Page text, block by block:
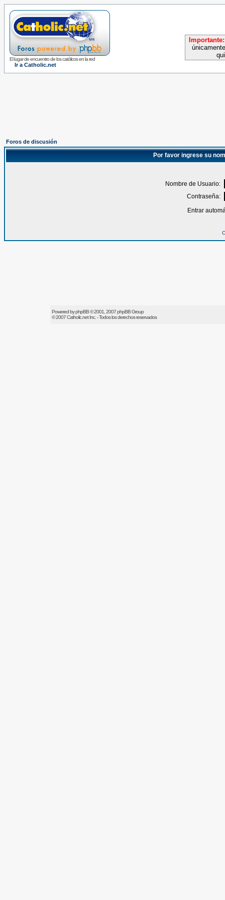
El lugar de encuentro de los católicos en la red
Ir a Catholic.net
Importante:
Foros de discusión
Por favor ingrese su
Nombre de Usuario:
Contraseña:
Entrar
Powered byphpBB© 2001, 2007 phpBB Group
© 2007Catholic.netInc. - Todos los derechos reservados